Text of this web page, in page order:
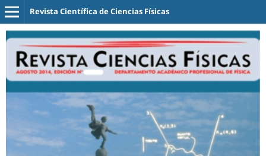
Revista Científica de Ciencias Físicas